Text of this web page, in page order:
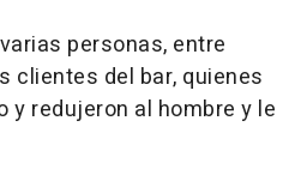
personas, entre
clientes del bar, quienes
y redujeron al hombre y le